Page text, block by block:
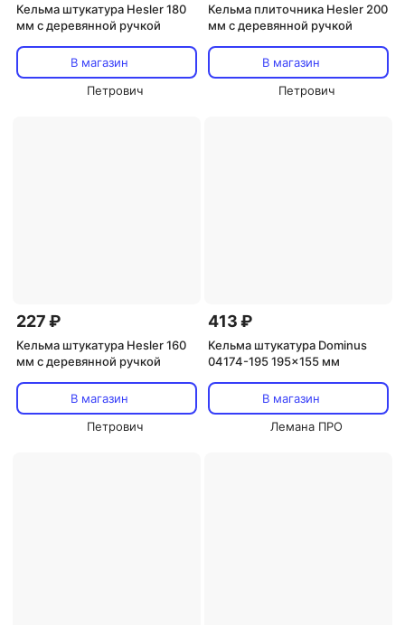
Кельма штукатура Hesler 180
мм с деревянной ручкой
В магазин
Петрович
Кельма плиточника Hesler 200
мм с деревянной ручкой
В магазин
Петрович
227 ₽
Кельма штукатура Hesler 160
мм с деревянной ручкой
В магазин
Петрович
413 ₽
Кельма штукатура Dominus
04174-195 195x155 мм
В магазин
Лемана ПРО